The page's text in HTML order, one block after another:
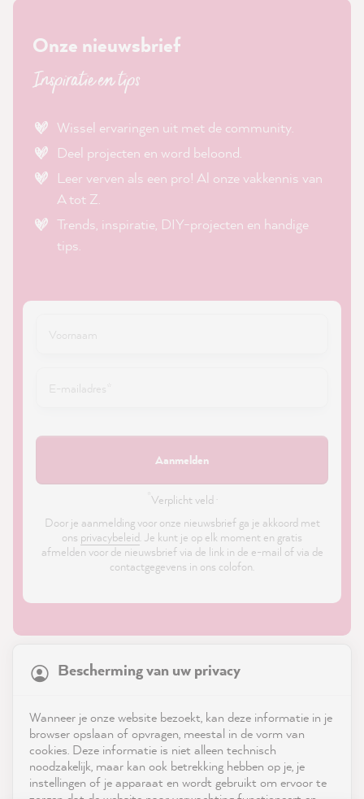
Onze nieuwsbrief
Inspiratie en tips
Wissel ervaringen uit met de community.
Deel projecten en word beloond.
Leer verven als een pro! Al onze vakkennis van
A tot Z.
Trends, inspiratie, DIY-projecten en handige
tips.
Aanmelden
Verplicht veld ·
Door je aanmelding voor onze nieuwsbrief ga je akkoord met
ons privacybeleid. Je kunt je op elk moment en gratis
afmelden voor de nieuwsbrief via de link in de e-mail of via de
contactgegevens in ons colofon.
Service
Neem contact op met
Bescherming van uw privacy
Wanneer je onze website bezoekt, kan deze informatie in je
browser opslaan of opvragen, meestal in de vorm van
cookies. Deze informatie is niet alleen technisch
noodzakelijk, maar kan ook betrekking hebben op je, je
instellingen of je apparaat en wordt gebruikt om ervoor te
21,831Reviews
reviews-io